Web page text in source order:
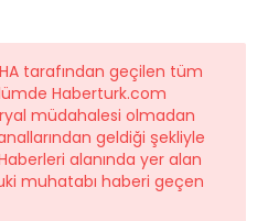
tarafından geçilen tüm
Haberturk.com
müdahalesi olmadan
geldiği şekliyle
alanında yer alan
muhatabı haberi geçen